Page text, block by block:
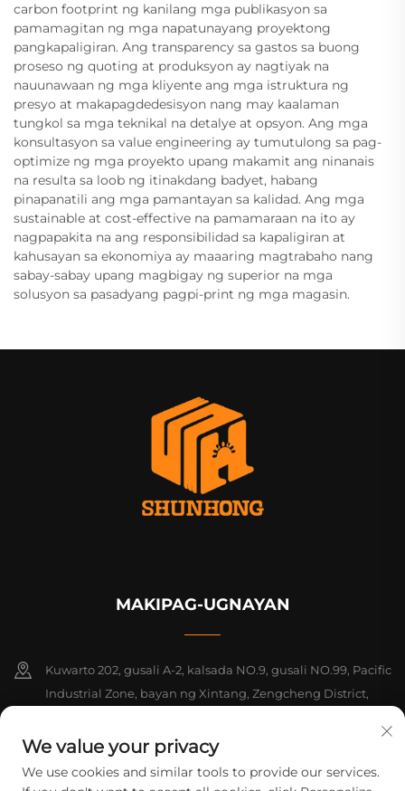
carbon footprint ng kanilang mga publikasyon sa
pamamagitan ng mga napatunayang proyektong
pangkapaligiran. Ang transparency sa gastos sa buong
proseso ng quoting at produksyon ay nagtiyak na
nauunawaan ng mga kliyente ang mga istruktura ng
presyo at makapagdedesisyon nang may kaalaman
tungkol sa mga teknikal na detalye at opsyon. Ang mga
konsultasyon sa value engineering ay tumutulong sa pag-
optimize ng mga proyekto upang makamit ang ninanais
na resulta sa loob ng itinakdang badyet, habang
pinapanatili ang mga pamantayan sa kalidad. Ang mga
sustainable at cost-effective na pamamaraan na ito ay
nagpapakita na ang responsibilidad sa kapaligiran at
kahusayan sa ekonomiya ay maaaring magtrabaho nang
sabay-sabay upang magbigay ng superior na mga
solusyon sa pasadyang pagpi-print ng mga magasin.
MAKIPAG-UGNAYAN
Kuwarto 202, gusali A-2, kalsada NO.9, gusali NO.99, Pacific
Industrial Zone, bayan ng Xintang, Zengcheng District,
+86-18925142858
We value your privacy
We use cookies and similar tools to provide our services.